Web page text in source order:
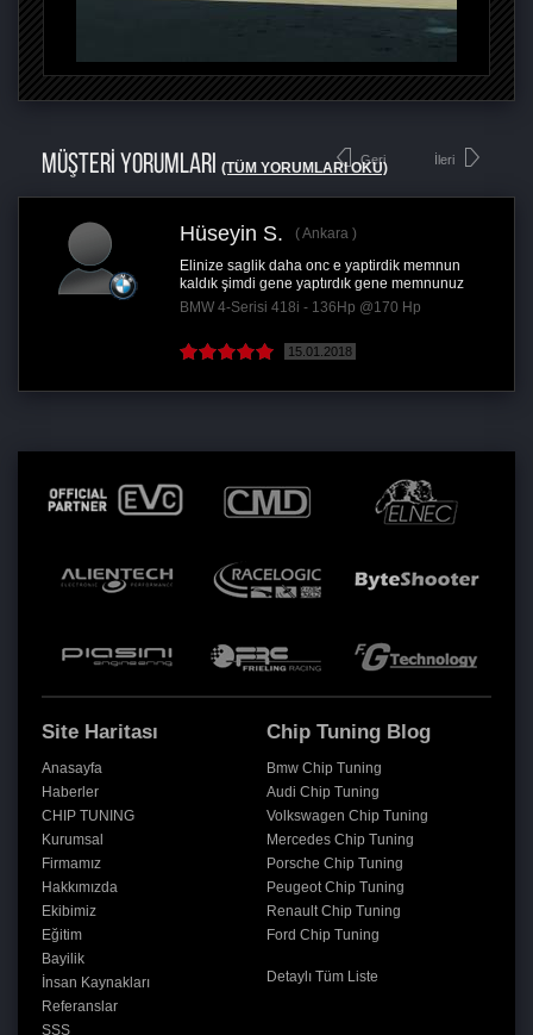
MÜŞTERİ YORUMLARI (TÜM YORUMLARI OKU)
Geri
Hüseyin S.
Ankara
Elinize saglik daha onc e yaptirdik memnun
kaldık şimdi gene yaptırdık gene memnunuz
BMW 4-Serisi 418i - 136Hp @170 Hp
15.01.2018
İleri
Site Haritası
Anasayfa
Haberler
CHIP TUNING
Kurumsal
Firmamız
Hakkımızda
Ekibimiz
Eğitim
Bayilik
İnsan Kaynakları
Referanslar
SSS
Chip Tuning Blog
Bmw Chip Tuning
Audi Chip Tuning
Volkswagen Chip Tuning
Mercedes Chip Tuning
Porsche Chip Tuning
Peugeot Chip Tuning
Renault Chip Tuning
Ford Chip Tuning
Detaylı Tüm Liste